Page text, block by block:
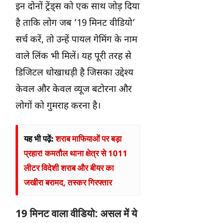
इन दोनों ट्रेंड्स को एक साथ जोड़ दिया
है ताकि लोग जब ’19 मिनट वीडियो’
सर्च करें, तो उन्हें पायल गेमिंग के नाम
वाले लिंक भी मिलें। यह पूरी तरह से
डिजिटल धोखाधड़ी है जिसका उद्देश्य
केवल और केवल व्यूज बटोरना और
लोगों को गुमराह करना है।
यह भी पढ़ें:शराब माफियाओं पर बड़ा
प्रहार! कमतौल थाना क्षेत्र से 1011
लीटर विदेशी शराब और बीयर का
जखीरा बरामद, तस्कर गिरफ्तार
19 मिनट वाला वीडियो: असल में ये